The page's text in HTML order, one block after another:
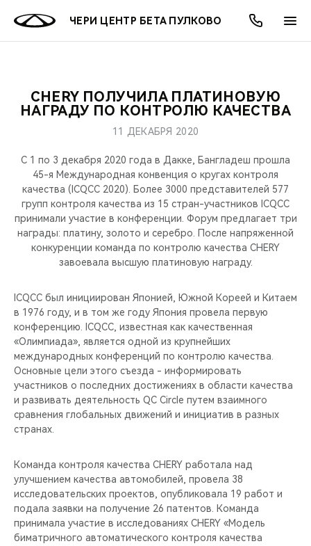
ЧЕРИ ЦЕНТР БЕТА ПУЛКОВО
МОДЕЛИ
КРОССОВЕРЫ
СЕДАНЫ
НОВИНКИ
ПОКУПАТЕЛЯМ
КРЕДИТ И СТРАХОВАНИЕ
ВЛАДЕЛЬЦАМ
ЗАПЧАСТИ И АКСЕССУАРЫ
ПОДДЕРЖКА
МИР CHERY
О БРЕНДЕ
CHERY В СОЦСЕТЯХ
CHERY REMOTE
CHERY И СПОРТ
НАШИ МЕРОПРИЯТИЯ
ВИДЕООБЗОРЫ
АКЦИИ
ОНЛАЙН СЕРВИСЫ
КРЕДИТ
О КОМПАНИИ
МЫ В СОЦСЕТЯХ
CHERY ПОЛУЧИЛА ПЛАТИНОВУЮ
НАГРАДУ ПО КОНТРОЛЮ КАЧЕСТВА
11 ДЕКАБРЯ 2020
C 1 по 3 декабря 2020 года в Дакке, Бангладеш прошла
45-я Международная конвенция о кругах контроля
качества (ICQCC 2020). Более 3000 представителей 577
групп контроля качества из 15 стран-участников ICQCC
принимали участие в конференции. Форум предлагает три
награды: платину, золото и серебро. После напряженной
конкуренции команда по контролю качества CHERY
завоевала высшую платиновую награду.
ICQCC был инициирован Японией, Южной Кореей и Китаем
в 1976 году, и в том же году Япония провела первую
конференцию. ICQCC, известная как качественная
«Олимпиада», является одной из крупнейших
международных конференций по контролю качества.
Основные цели этого съезда - информировать
участников о последних достижениях в области качества
и развивать деятельность QC Circle путем взаимного
сравнения глобальных движений и инициатив в разных
странах.
Команда контроля качества CHERY работала над
улучшением качества автомобилей, провела 38
исследовательских проектов, опубликовала 19 работ и
подала заявки на получение 26 патентов. Команда
принимала участие в исследованиях CHERY «Модель
биматричного автоматического контроля качества